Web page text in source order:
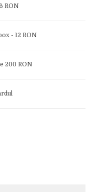
RON
- 12 RON
200 RON